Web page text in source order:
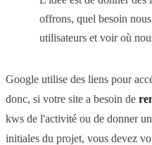
offrons, quel besoin
utilisateurs et voir où
Google utilise des liens pour
donc, si votre site a besoin de
kws de l'activité ou de donner
initiales du projet, vous devez